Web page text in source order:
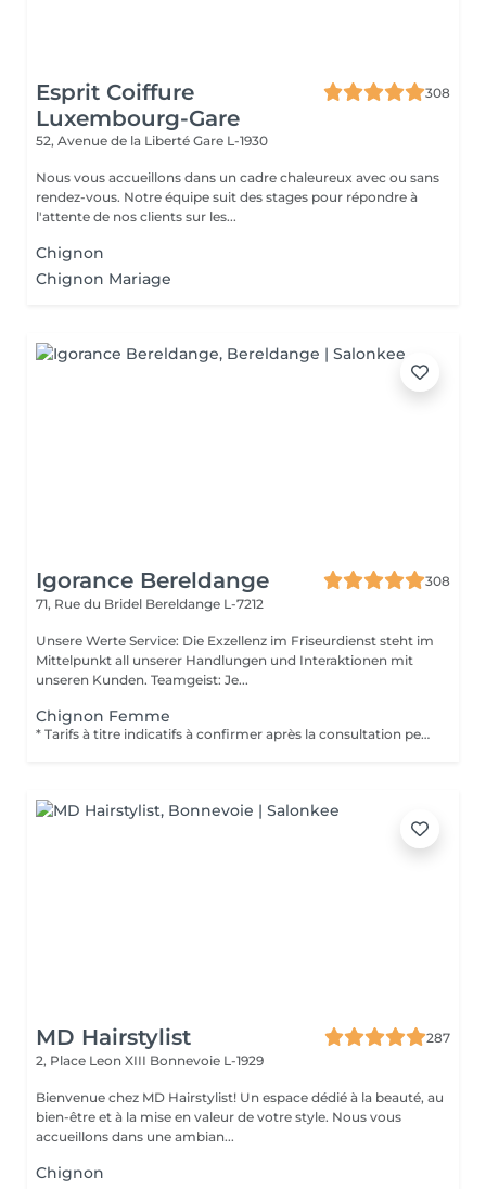
Esprit Coiffure
Luxembourg-Gare
308
52, Avenue de la Liberté Gare L-1930
Nous vous accueillons dans un cadre chaleureux avec ou sans
rendez-vous. Notre équipe suit des stages pour répondre à
l'attente de nos clients sur les...
Chignon
Chignon Mariage
Igorance Bereldange
308
71, Rue du Bridel Bereldange L-7212
Unsere Werte Service: Die Exzellenz im Friseurdienst steht im
Mittelpunkt all unserer Handlungen und Interaktionen mit
unseren Kunden. Teamgeist: Je...
Chignon Femme
* Tarifs à titre indicatifs à confirmer après la consultation personnalisée établit auprès de votre coiffeur/stylist/spécialiste * La direction se réserve le droit dapporter des modifications pour le bon fonctionnement du salon
MD Hairstylist
287
2, Place Leon XIII Bonnevoie L-1929
Bienvenue chez MD Hairstylist! Un espace dédié à la beauté, au
bien-être et à la mise en valeur de votre style. Nous vous
accueillons dans une ambian...
Chignon